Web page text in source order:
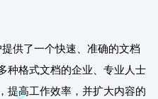
供了一个快速、准确的文档
种格式文档的企业、专业人士
提高工作效率，并扩大内容的